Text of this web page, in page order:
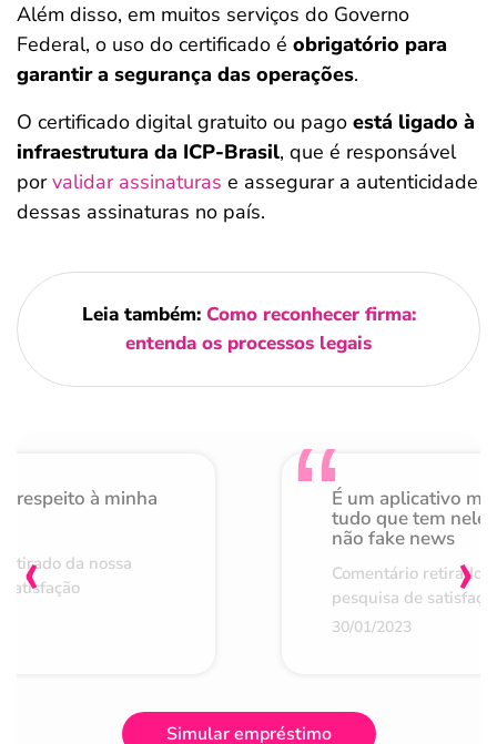
Além disso, em muitos serviços do Governo
Federal, o uso do certificado é obrigatório para
garantir a segurança das operações.
O certificado digital gratuito ou pago está ligado à
infraestrutura da ICP-Brasil, que é responsável
porvalidar assinaturas e assegurar a autenticidade
dessas assinaturas no país.
Leia também: Como reconhecer firma:
entenda os processos legais
respeito à minha
da nossa
É um aplicativo
tudo que tem nele
não fake news
Comentário retirado
pesquisa de
30/01/2023
‹ ›
Simular empréstimo